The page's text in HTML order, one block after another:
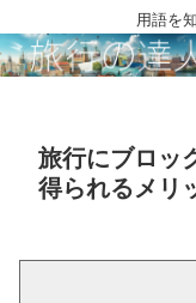
用語を
旅行にブロッ
得られるメリ